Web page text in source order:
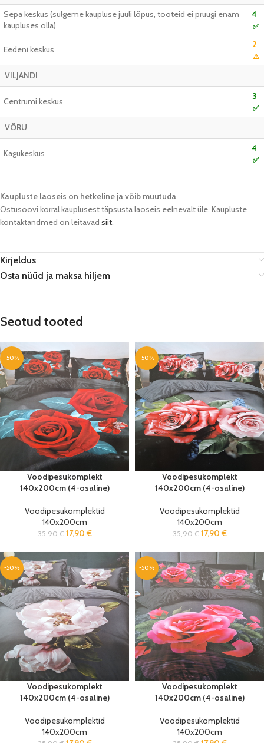
Sepa keskus (sulgeme kaupluse juuli lõpus, tooteid ei pruugi enam
kaupluses olla)
4
✅
Eedeni keskus 2
⚠️
VILJANDI
Centrumi keskus 3
✅
VÕRU
Kagukeskus 4
✅
Kaupluste laoseis on hetkeline ja võib muutuda​
Ostusoovi korral kauplusest täpsusta laoseis eelnevalt üle. Kaupluste
kontaktandmed on leitavad siit.
Kirjeldus
Osta nüüd ja maksa hiljem
Seotud tooted
-50%
Voodipesukomplekt
140x200cm (4-osaline)
Voodipesukomplektid
140x200cm
35,90€ 17,90 €
-50%
Voodipesukomplekt
140x200cm (4-osaline)
Voodipesukomplektid
140x200cm
35,90€ 17,90 €
-50%
Voodipesukomplekt
140x200cm (4-osaline)
Voodipesukomplektid
140x200cm
-50%
Voodipesukomplekt
140x200cm (4-osaline)
Voodipesukomplektid
140x200cm